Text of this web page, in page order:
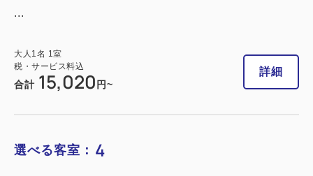
今すぐ予約
...
大人 1 名 1 室
税・サービス料込
合計 15,020 円~
詳細
選べる客室： 4